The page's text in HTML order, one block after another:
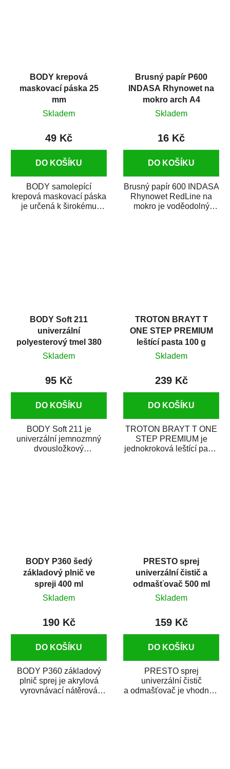
BODY krepová
maskovací páska 25
mm
Skladem
49 Kč
DO KOŠÍKU
BODY samolepící
krepová maskovací páska
je určená k širokému
Brusný papír P600
INDASA Rhynowet na
mokro arch A4
Skladem
16 Kč
DO KOŠÍKU
Brusný papír 600 INDASA
Rhynowet RedLine na
mokro je voděodolný
BODY Soft 211
univerzální
polyesterový tmel 380
g
Skladem
95 Kč
DO KOŠÍKU
BODY Soft 211 je
univerzální jemnozrnný
dvousložkový
TROTON BRAYT T
ONE STEP PREMIUM
leštící pasta 100 g
Skladem
239 Kč
DO KOŠÍKU
TROTON BRAYT T ONE
STEP PREMIUM je
jednokroková leštící pasta
BODY P360 šedý
základový plnič ve
spreji 400 ml
Skladem
190 Kč
DO KOŠÍKU
BODY P360 základový
plnič sprej je akrylová
vyrovnávací nátěrová
PRESTO sprej
univerzální čistič a
odmašťovač 500 ml
Skladem
159 Kč
DO KOŠÍKU
PRESTO sprej
univerzální čistič
a odmašťovač je vhodný k